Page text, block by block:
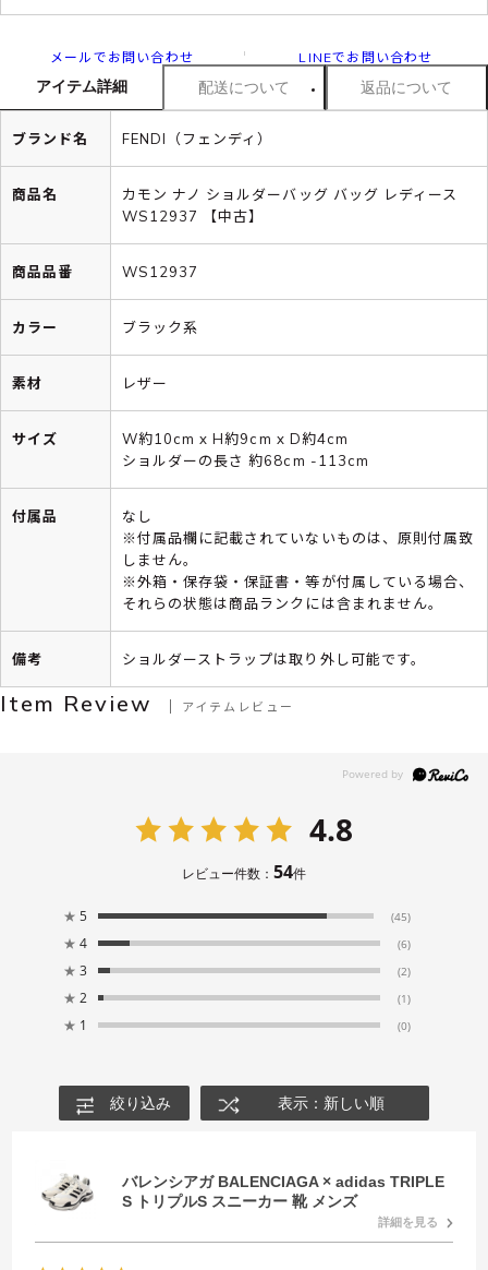
メールでお問い合わせ LINEでお問い合わせ
アイテム詳細 配送について 返品について
ブランド名 FENDI（フェンディ）
商品名
カモン ナノ ショルダーバッグ バッグ レディース
WS12937 【中古】
商品品番 WS12937
カラー ブラック系
素材 レザー
サイズ
W約10cm x H約9cm x D約4cm
ショルダーの長さ 約68cm -113cm
付属品
なし
※付属品欄に記載されていないものは、原則付属致
しません。
※外箱・保存袋・保証書・等が付属している場合、
それらの状態は商品ランクには含まれません。
備考 ショルダーストラップは取り外し可能です。
Item Review アイテムレビュー
4.8
レビュー件数： 54件
★ 5 (45)
★ 4 (6)
★ 3 (2)
★ 2 (1)
★ 1 (0)
絞り込み 表示：新しい順
バレンシアガ BALENCIAGA × adidas TRIPLE
S トリプルS スニーカー 靴 メンズ
詳細を見る